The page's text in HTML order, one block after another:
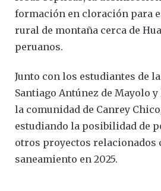
formación en cloración para
rural de montaña cerca de
peruanos.
Junto con los estudiantes de
Santiago Antúnez de Mayolo
la comunidad de Canrey
estudiando la posibilidad de
otros proyectos relacionados
saneamiento en 2025.